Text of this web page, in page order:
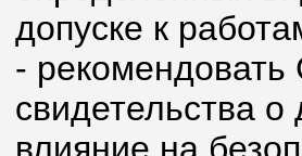
допуске к
- рекомендовать
свидетельства